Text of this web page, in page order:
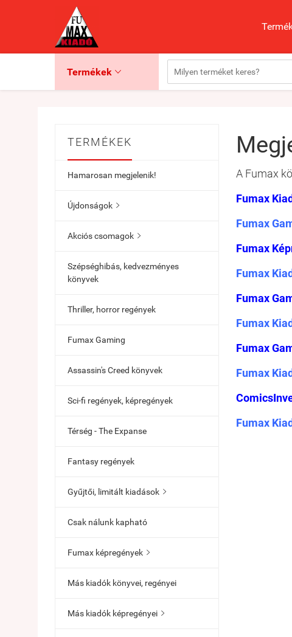
Termékek 
TERMÉKEK
Hamarosan megjelenik!
Újdonságok 
Akciós csomagok 
Szépséghibás, kedvezményes
könyvek
Thriller, horror regények
Fumax Gaming
Assassin's Creed könyvek
Sci-fi regények, képregények
Térség - The Expanse
Fantasy regények
Gyűjtői, limitált kiadások 
Csak nálunk kapható
Fumax képregények 
Más kiadók könyvei, regényei
Más kiadók képregényei 
A Fumax
Fumax
Fumax
Fumax
Fumax
Fumax
Fumax
Fumax
Fumax
Fumax